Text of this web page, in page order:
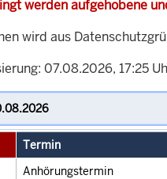
werden aufgehobene
wird aus
07.08.2026, 17:25
Termin
Anhörungstermin